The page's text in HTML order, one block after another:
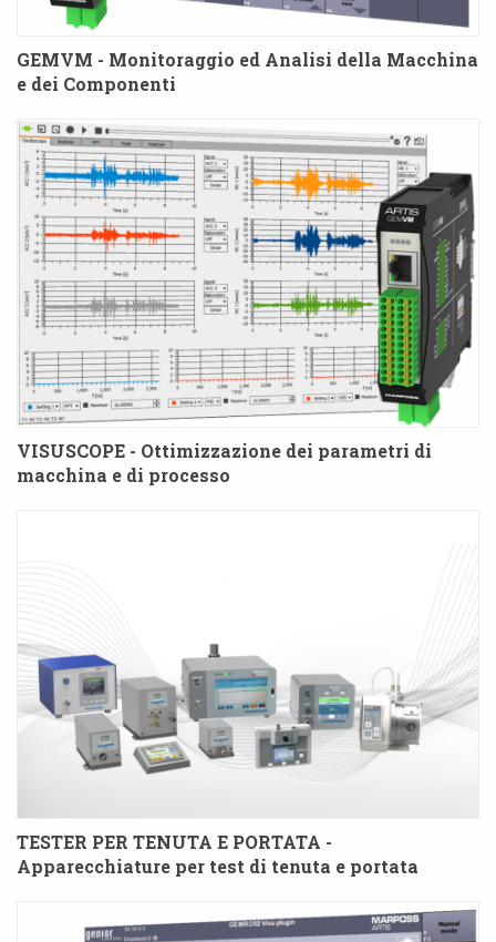
GEMVM - Monitoraggio ed Analisi della Macchina
e dei Componenti
VISUSCOPE - Ottimizzazione dei parametri di
macchina e di processo
TESTER PER TENUTA E PORTATA -
Apparecchiature per test di tenuta e portata